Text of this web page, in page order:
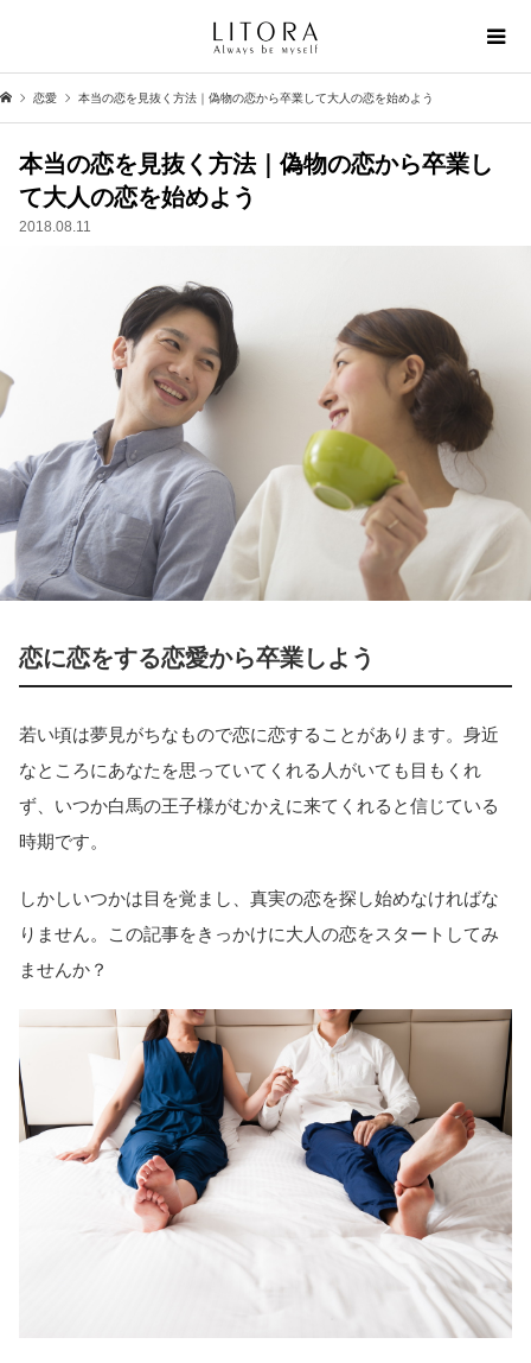
恋愛 本当の恋を見抜く方法｜偽物の恋から卒業して大人の恋を始めよう
本当の恋を見抜く方法｜偽物の恋から卒業し
て大人の恋を始めよう
2018.08.11
恋に恋をする恋愛から卒業しよう
若い頃は夢見がちなもので恋に恋することがあります。身近
なところにあなたを思っていてくれる人がいても目もくれ
ず、いつか白馬の王子様がむかえに来てくれると信じている
時期です。
しかしいつかは目を覚まし、真実の恋を探し始めなければな
りません。この記事をきっかけに大人の恋をスタートしてみ
ませんか？